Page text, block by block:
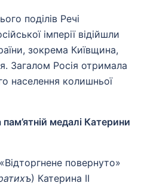
поділів Речі
імперії відійшли
зокрема Київщина,
Загалом Росія отримала
населення колишньої
медалі Катерини
повернуто»
) Катерина II